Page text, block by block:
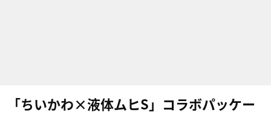
「ちいかわ×液体ムヒS」コラボパッケー